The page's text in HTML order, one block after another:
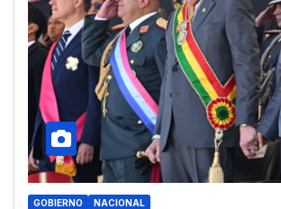
GOBIERNO NACIONAL